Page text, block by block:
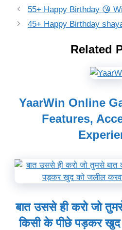
55+ Happy Birthday 😘
45+ Happy Birthday
Related
YaarWin Online
Features,
बात उससे ही करो जो
किसी के पीछे पड़कर खुद